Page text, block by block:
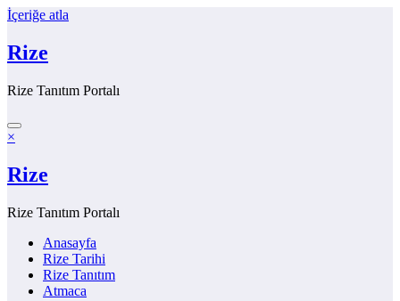
İçeriğe atla
Rize
Rize Tanıtım Portalı
×
Rize
Rize Tanıtım Portalı
Anasayfa
Rize Tarihi
Rize Tanıtım
Atmaca